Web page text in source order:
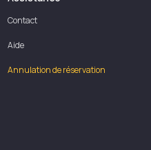
Contact
Aide
Annulation de réservation